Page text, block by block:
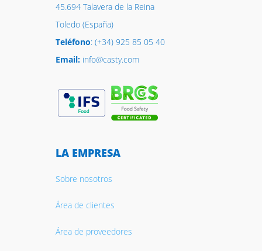
45.694 Talavera de la Reina
Toledo (España)
Teléfono: (+34) 925 85 05 40
Email:info@casty.com
LA EMPRESA
Sobre nosotros
Área de clientes
Área de proveedores